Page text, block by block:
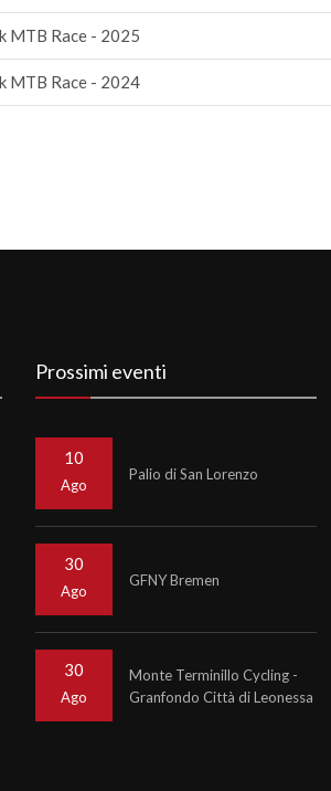
MTB Race - 2025
MTB Race - 2024
Prossimi eventi
10
Ago
Palio di San Lorenzo
30
Ago
GFNY Bremen
30
Ago
Monte Terminillo Cycling -
Granfondo Città di Leonessa